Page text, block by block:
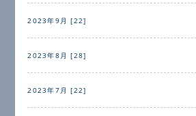
2023年9月 [22]
2023年8月 [28]
2023年7月 [22]